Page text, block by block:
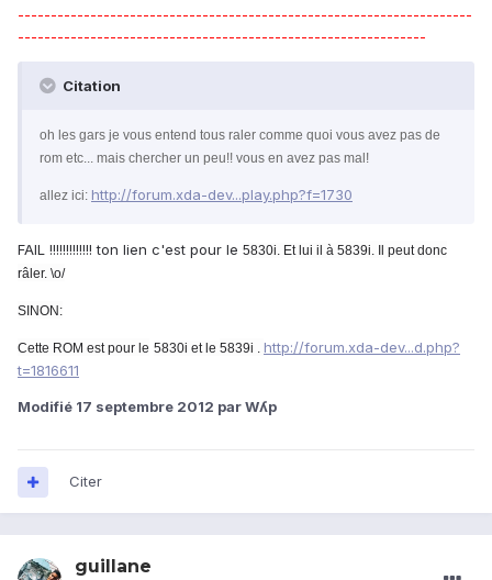
---------------------------------------------------------------------
--------------------------------------------------------------
Citation
oh les gars je vous entend tous raler comme quoi vous avez pas de
rom etc... mais chercher un peu!! vous en avez pas mal!
allez ici: http://forum.xda-dev...play.php?f=1730
FAIL !!!!!!!!!!!!! ton lien c'est pour le 5830i. Et lui il à 5839i. Il peut donc
râler. \o/
SINON:
Cette ROM est pour le 5830i et le 5839i . http://forum.xda-dev...d.php?
t=1816611
Modifié 17 septembre 2012 par Wʎp
Citer
guillane